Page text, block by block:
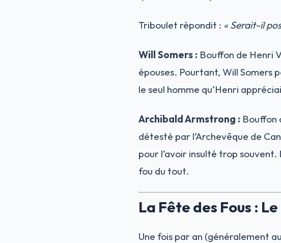
Triboulet répondit : « Serait-il
Will Somers : Bouffon de Henri
épouses. Pourtant, Will Somers
le seul homme qu’Henri
Archibald Armstrong : Bouffon
détesté par l’Archevêque de
pour l’avoir insulté trop
fou du tout.
La Fête des Fous :
Une fois par an (généralement